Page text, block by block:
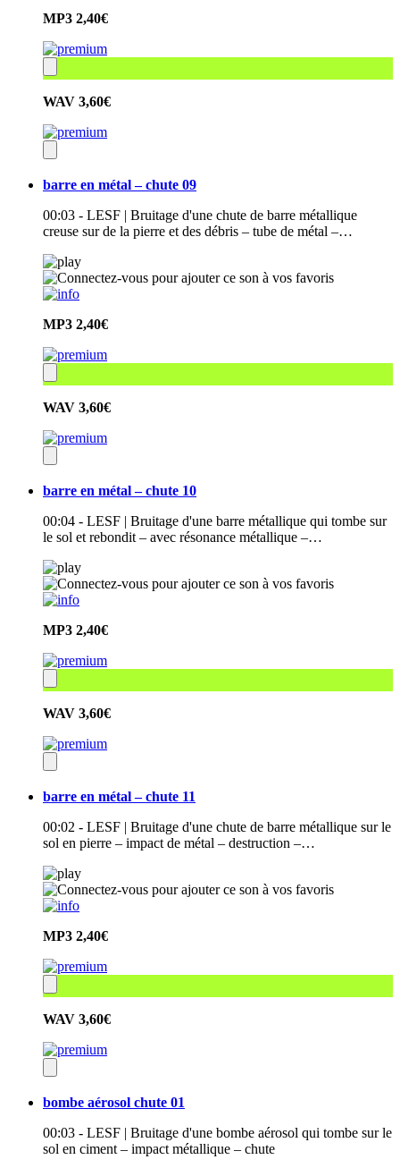
MP3 2,40€
WAV 3,60€
barre en métal – chute 09
00:03 - LESF | Bruitage d'une chute de barre métallique
creuse sur de la pierre et des débris – tube de métal –…
MP3 2,40€
WAV 3,60€
barre en métal – chute 10
00:04 - LESF | Bruitage d'une barre métallique qui tombe sur
le sol et rebondit – avec résonance métallique –…
MP3 2,40€
WAV 3,60€
barre en métal – chute 11
00:02 - LESF | Bruitage d'une chute de barre métallique sur le
sol en pierre – impact de métal – destruction –…
MP3 2,40€
WAV 3,60€
bombe aérosol chute 01
00:03 - LESF | Bruitage d'une bombe aérosol qui tombe sur le
sol en ciment – impact métallique – chute